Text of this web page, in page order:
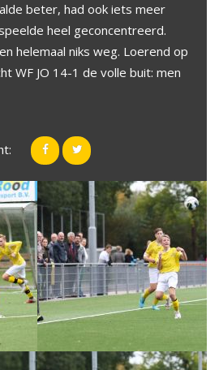
beter, had ook iets meer
heel geconcentreerd.
helemaal niks weg. Loerend op
WF JO 14-1 de volle buit: men